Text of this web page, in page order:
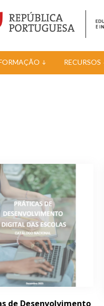
RECURSOS
de Desenvolvimento